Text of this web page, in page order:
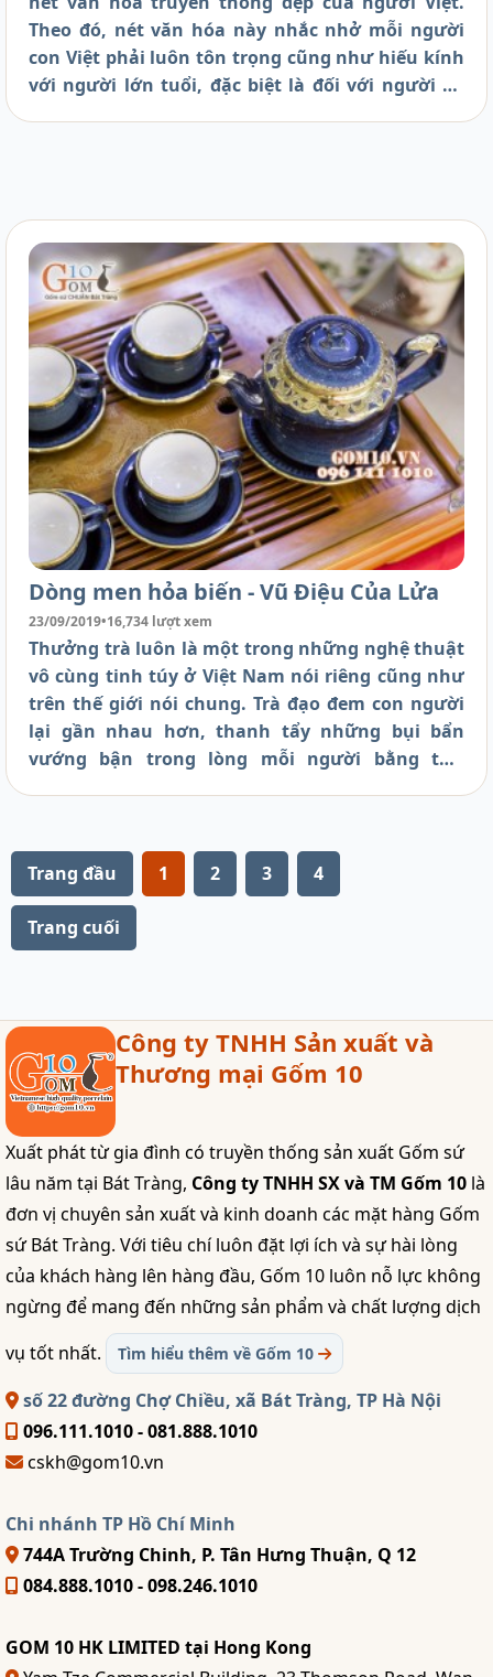
Theo đó, nét văn hóa này nhắc nhở mỗi người
con Việt phải luôn tôn trọng cũng như hiếu kính
với người lớn tuổi, đặc biệt là đối với người đã
Dòng men hỏa biến - Vũ Điệu Của Lửa
23/09/2019•16,734 lượt xem
Thưởng trà luôn là một trong những nghệ thuật
vô cùng tinh túy ở Việt Nam nói riêng cũng như
trên thế giới nói chung. Trà đạo đem con người
lại gần nhau hơn, thanh tẩy những bụi bẩn
vướng bận trong lòng mỗi người bằng thứ
vời như thế, nếu bạn sở hữu cho mình một bộ
Trang đầu 1 2 3 4
Trang cuối
Công ty TNHH Sản xuất và
Thương mại Gốm 10
Xuất phát từ gia đình có truyền thống sản xuất Gốm sứ
lâu năm tại Bát Tràng, Công ty TNHH SX và TM Gốm 10 là
đơn vị chuyên sản xuất và kinh doanh các mặt hàng Gốm
sứ Bát Tràng. Với tiêu chí luôn đặt lợi ích và sự hài lòng
của khách hàng lên hàng đầu, Gốm 10 luôn nỗ lực không
ngừng để mang đến những sản phẩm và chất lượng dịch
vụ tốt nhất.
Tìm hiểu thêm về Gốm 10
số 22 đường Chợ Chiều, xã Bát Tràng, TP Hà Nội
096.111.1010 - 081.888.1010
cskh@gom10.vn
Chi nhánh TP Hồ Chí Minh
744A Trường Chinh, P. Tân Hưng Thuận, Q 12
084.888.1010 - 098.246.1010
GOM 10 HK LIMITED tại Hong Kong